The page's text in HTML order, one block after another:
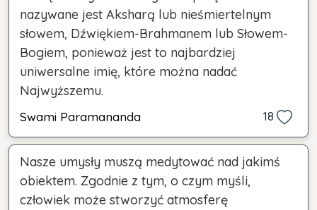
nazywane jest Aksharą lub nieśmiertelnym
słowem, Dźwiękiem-Brahmanem lub Słowem-
Bogiem, ponieważ jest to najbardziej
uniwersalne imię, które można nadać
Najwyższemu.
Swami Paramananda 18
Nasze umysły muszą medytować nad jakimś
obiektem. Zgodnie z tym, o czym myśli,
człowiek może stworzyć atmosferę